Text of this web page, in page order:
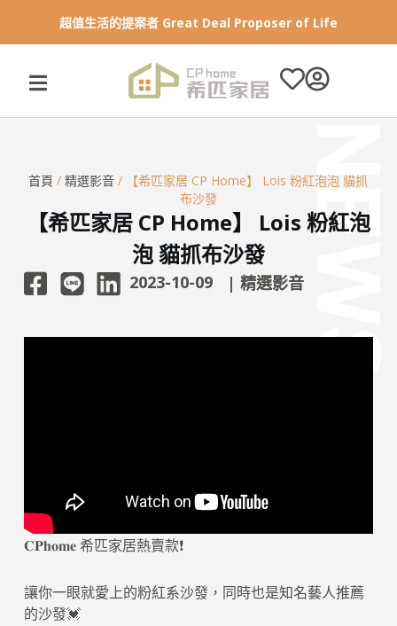
至
要
超值生活的提案者 Great Deal Proposer of Life
首頁 /精選影音 / 【希匹家居 CP Home】 Lois 粉紅泡泡 貓抓
布沙發
【希匹家居 CP Home】 Lois 粉紅泡
泡 貓抓布沙發
2023-10-09 | 精選影音
𝐂𝐏𝐡𝐨𝐦𝐞 希匹家居熱賣款❗️
讓你一眼就愛上的粉紅系沙發，同時也是知名藝人推薦
的沙發💓